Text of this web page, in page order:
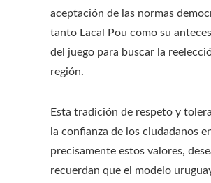
aceptación de las normas
tanto Lacal Pou como su
del juego para buscar la
región.
Esta tradición de respeto y
la confianza de los ciudadanos
precisamente estos valores,
recuerdan que el modelo